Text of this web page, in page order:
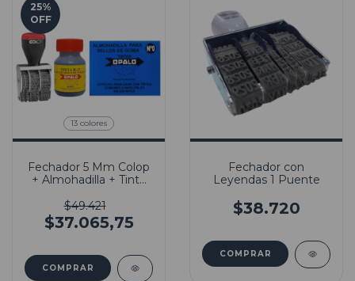
25%
OFF
13 colores
Fechador 5 Mm Colop
+ Almohadilla + Tinta
$49.421
$37.065,75
COMPRAR
Fechador con
Leyendas 1 Puente
$38.720